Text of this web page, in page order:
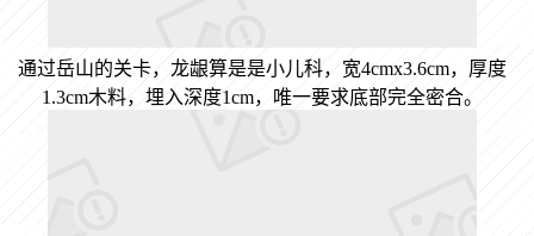
通过岳山的关卡，龙龈算是是小儿科，宽4cmx3.6cm，厚度
1.3cm木料，埋入深度1cm，唯一要求底部完全密合。